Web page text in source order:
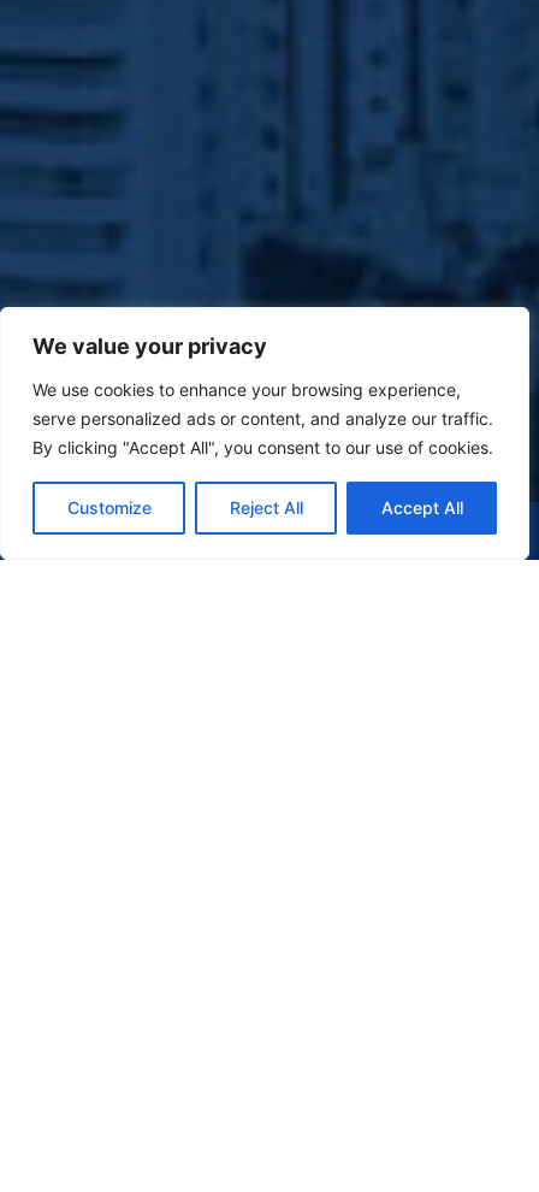
We value your privacy
We use cookies to enhance your browsing experience,
serve personalized ads or content, and analyze our traffic.
By clicking "Accept All", you consent to our use of cookies.
Customize Reject All Accept All
(47) 9 9977-7630